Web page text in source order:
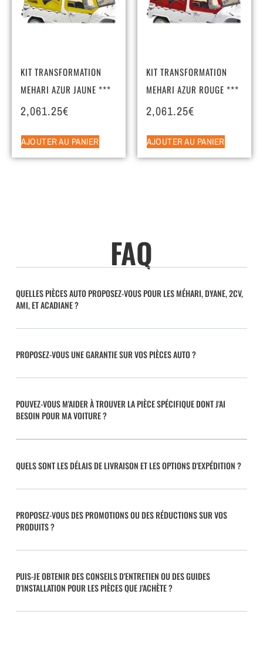
KIT TRANSFORMATION
MEHARI AZUR JAUNE ***
2,061.25€
AJOUTER AU PANIER
KIT TRANSFORMATION
MEHARI AZUR ROUGE ***
2,061.25€
AJOUTER AU PANIER
FAQ
QUELLES PIÈCES AUTO PROPOSEZ-VOUS POUR LES MÉHARI, DYANE, 2CV,
AMI, ET ACADIANE ?
PROPOSEZ-VOUS UNE GARANTIE SUR VOS PIÈCES AUTO ?
POUVEZ-VOUS M'AIDER À TROUVER LA PIÈCE SPÉCIFIQUE DONT J'AI
BESOIN POUR MA VOITURE ?
QUELS SONT LES DÉLAIS DE LIVRAISON ET LES OPTIONS D'EXPÉDITION ?
PROPOSEZ-VOUS DES PROMOTIONS OU DES RÉDUCTIONS SUR VOS
PRODUITS ?
PUIS-JE OBTENIR DES CONSEILS D'ENTRETIEN OU DES GUIDES
D'INSTALLATION POUR LES PIÈCES QUE J'ACHÈTE ?